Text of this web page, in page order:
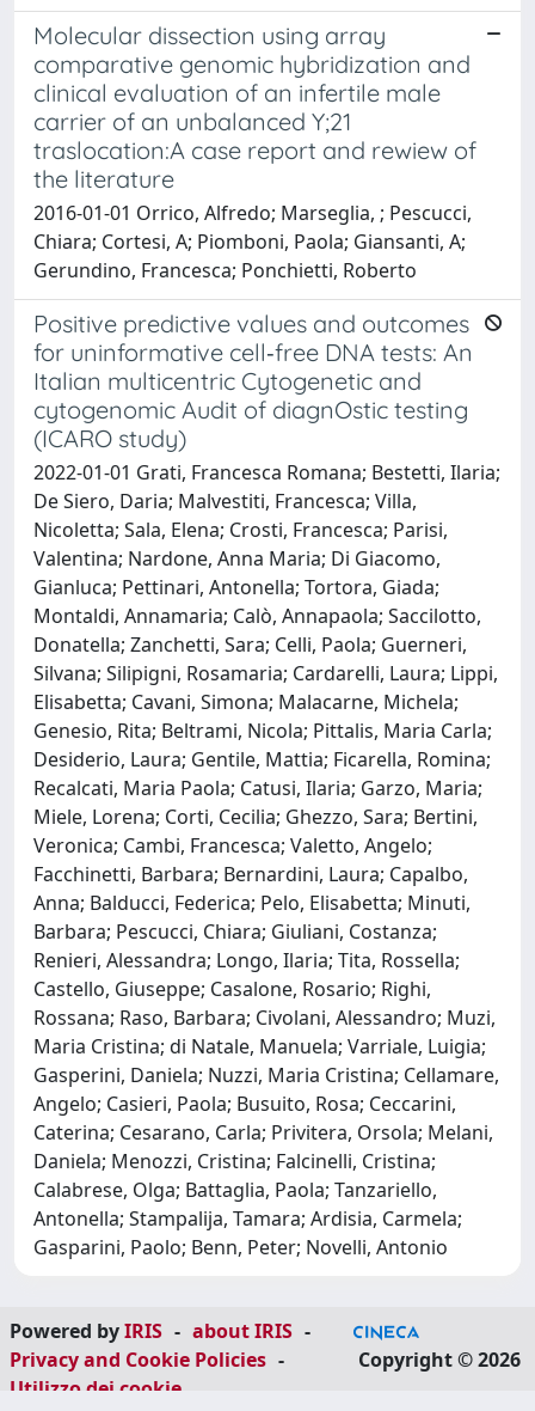
Molecular dissection using array
comparative genomic hybridization and
clinical evaluation of an infertile male
carrier of an unbalanced Y;21
traslocation:A case report and rewiew of
the literature
2016-01-01 Orrico, Alfredo; Marseglia, ; Pescucci,
Chiara; Cortesi, A; Piomboni, Paola; Giansanti, A;
Gerundino, Francesca; Ponchietti, Roberto
Positive predictive values and outcomes
for uninformative cell‐free DNA tests: An
Italian multicentric Cytogenetic and
cytogenomic Audit of diagnOstic testing
(ICARO study)
2022-01-01 Grati, Francesca Romana; Bestetti, Ilaria;
De Siero, Daria; Malvestiti, Francesca; Villa,
Nicoletta; Sala, Elena; Crosti, Francesca; Parisi,
Valentina; Nardone, Anna Maria; Di Giacomo,
Gianluca; Pettinari, Antonella; Tortora, Giada;
Montaldi, Annamaria; Calò, Annapaola; Saccilotto,
Donatella; Zanchetti, Sara; Celli, Paola; Guerneri,
Silvana; Silipigni, Rosamaria; Cardarelli, Laura; Lippi,
Elisabetta; Cavani, Simona; Malacarne, Michela;
Genesio, Rita; Beltrami, Nicola; Pittalis, Maria Carla;
Desiderio, Laura; Gentile, Mattia; Ficarella, Romina;
Recalcati, Maria Paola; Catusi, Ilaria; Garzo, Maria;
Miele, Lorena; Corti, Cecilia; Ghezzo, Sara; Bertini,
Veronica; Cambi, Francesca; Valetto, Angelo;
Facchinetti, Barbara; Bernardini, Laura; Capalbo,
Anna; Balducci, Federica; Pelo, Elisabetta; Minuti,
Barbara; Pescucci, Chiara; Giuliani, Costanza;
Renieri, Alessandra; Longo, Ilaria; Tita, Rossella;
Castello, Giuseppe; Casalone, Rosario; Righi,
Rossana; Raso, Barbara; Civolani, Alessandro; Muzi,
Maria Cristina; di Natale, Manuela; Varriale, Luigia;
Gasperini, Daniela; Nuzzi, Maria Cristina; Cellamare,
Angelo; Casieri, Paola; Busuito, Rosa; Ceccarini,
Caterina; Cesarano, Carla; Privitera, Orsola; Melani,
Daniela; Menozzi, Cristina; Falcinelli, Cristina;
Calabrese, Olga; Battaglia, Paola; Tanzariello,
Antonella; Stampalija, Tamara; Ardisia, Carmela;
Gasparini, Paolo; Benn, Peter; Novelli, Antonio
Powered byIRIS - about IRIS -
Privacy and Cookie Policies -
Utilizzo dei cookie
Copyright © 2026